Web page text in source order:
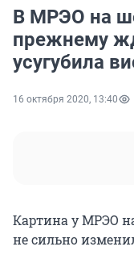
В МРЭО на
прежнему
усугубила
16 октября 2020, 13:40
Картина у МРЭО
не сильно